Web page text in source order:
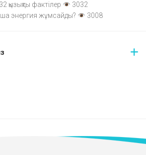
қызықты фактілер
3032
энергия жұмсайды?
3008